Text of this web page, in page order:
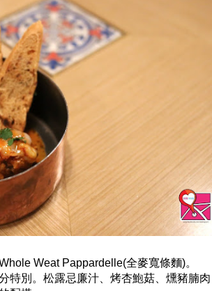
Weat Pappardelle(全麥寬條麵)。
特別。松露忌廉汁、烤杏鮑菇、燻豬腩肉